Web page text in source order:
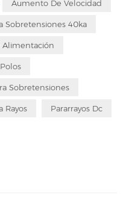
Aumento De Velocidad
Sobretensiones 40ka
Alimentación
Sobretensiones
Rayos Pararrayos Dc